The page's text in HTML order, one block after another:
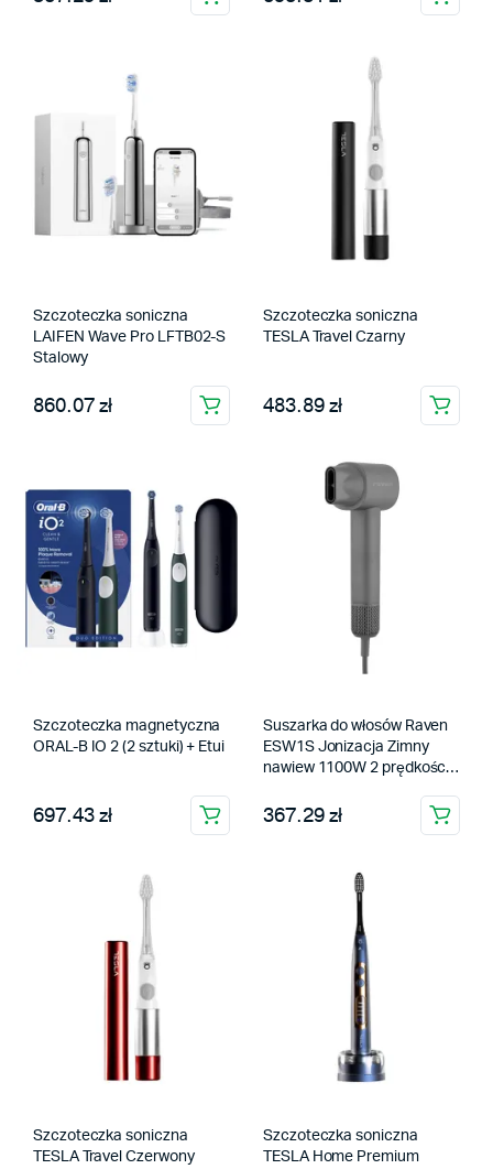
Szczoteczka soniczna
LAIFEN Wave Pro LFTB02-S
Stalowy
860.07 zł
Szczoteczka soniczna
TESLA Travel Czarny
483.89 zł
Szczoteczka magnetyczna
ORAL-B IO 2 (2 sztuki) + Etui
697.43 zł
Suszarka do włosów Raven
ESW1S Jonizacja Zimny
nawiew 1100W 2 prędkości
367.29 zł
Szczoteczka soniczna
TESLA Travel Czerwony
Szczoteczka soniczna
TESLA Home Premium